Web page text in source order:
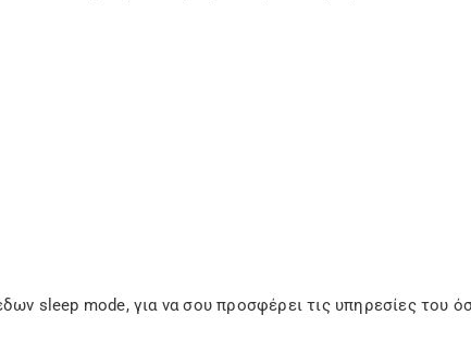
sleep mode, για να σου προσφέρει τις υπηρεσίες του